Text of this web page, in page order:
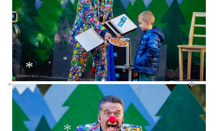
*
*
*
*
*
*
*
*